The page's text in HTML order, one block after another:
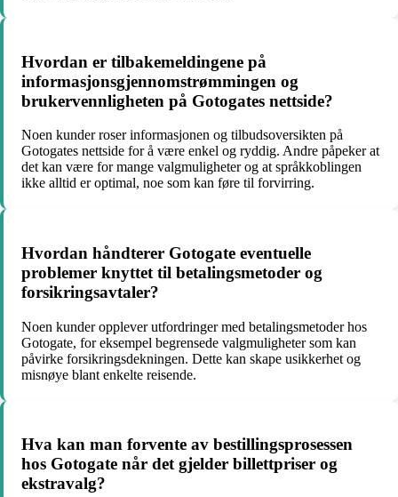
Hvordan er tilbakemeldingene på
informasjonsgjennomstrømmingen og
brukervennligheten på Gotogates nettside?
Noen kunder roser informasjonen og tilbudsoversikten på
Gotogates nettside for å være enkel og ryddig. Andre påpeker at
det kan være for mange valgmuligheter og at språkkoblingen
ikke alltid er optimal, noe som kan føre til forvirring.
Hvordan håndterer Gotogate eventuelle
problemer knyttet til betalingsmetoder og
forsikringsavtaler?
Noen kunder opplever utfordringer med betalingsmetoder hos
Gotogate, for eksempel begrensede valgmuligheter som kan
påvirke forsikringsdekningen. Dette kan skape usikkerhet og
misnøye blant enkelte reisende.
Hva kan man forvente av bestillingsprosessen
hos Gotogate når det gjelder billettpriser og
ekstravalg?